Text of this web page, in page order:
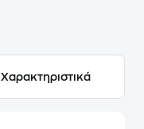
Χαρακτηριστικά